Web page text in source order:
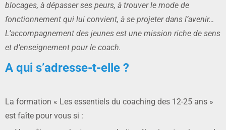
blocages, à dépasser ses peurs, à trouver le mode de
fonctionnement qui lui convient, à se projeter dans l’avenir…
L’accompagnement des jeunes est une mission riche de sens
et d’enseignement pour le coach.
A qui s’adresse-t-elle ?
La formation « Les essentiels du coaching des 12-25 ans »
est faîte pour vous si :